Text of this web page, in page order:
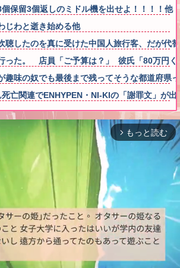
保留3個返しのミドル機を出せよ！！！！他
じわと逝き始める他
聴したのを真に受けた中国人旅行客、だが
った。 店員「ご予算は？」 彼氏「80万
趣味の奴でも最後まで残ってそうな都道府県
亡関連でENHYPEN・NI-KIの「謝罪文」が
arrow_forward_ios もっと読む